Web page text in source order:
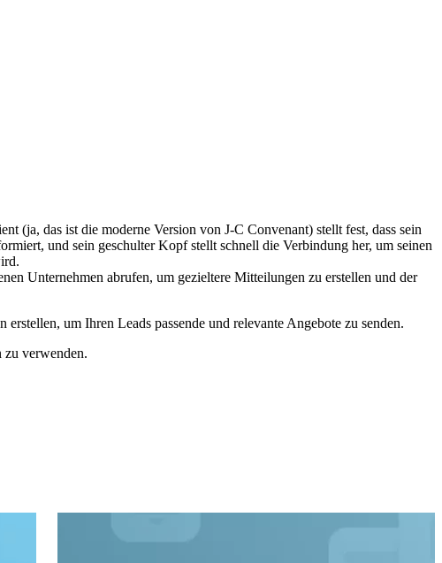
(ja, das ist die moderne Version von J-C Convenant) stellt fest, dass sein
und sein geschulter Kopf stellt schnell die Verbindung her, um seinen
Unternehmen abrufen, um gezieltere Mitteilungen zu erstellen und der
um Ihren Leads passende und relevante Angebote zu senden.
zu verwenden.